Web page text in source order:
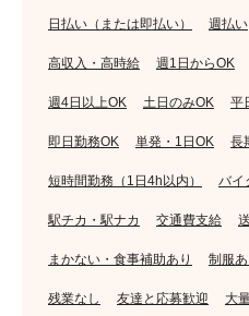
日払い（または即払い） 週払い
高収入・高時給 週1日からOK
週4日以上OK 土日のみOK 平
即日勤務OK 単発・1日OK 長
短時間勤務（1日4h以内） バイ
駅チカ・駅ナカ 交通費支給
まかない・食事補助あり 制服あ
残業なし 友達と応募歓迎 大